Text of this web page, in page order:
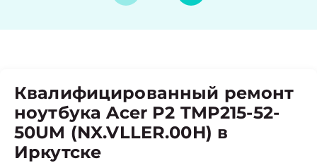
Квалифицированный ремонт
ноутбука Acer P2 TMP215-52-
50UM (NX.VLLER.00H) в
Иркутске